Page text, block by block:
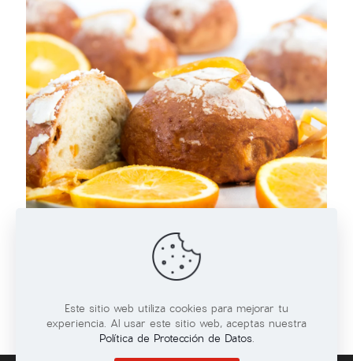
Bollitos de pan Brioche con naranja
Leer más
Este sitio web utiliza cookies para mejorar tu
experiencia. Al usar este sitio web, aceptas nuestra
Política de Protección de Datos.